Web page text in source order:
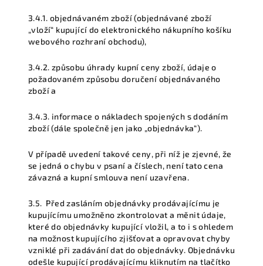
3.4.1. objednávaném zboží (objednávané zboží
„vloží“ kupující do elektronického nákupního košíku
webového rozhraní obchodu),
3.4.2. způsobu úhrady kupní ceny zboží, údaje o
požadovaném způsobu doručení objednávaného
zboží a
3.4.3. informace o nákladech spojených s dodáním
zboží (dále společně jen jako „objednávka“).
V případě uvedení takové ceny, při níž je zjevné, že
se jedná o chybu v psaní a číslech, není tato cena
závazná a kupní smlouva není uzavřena.
3.5. Před zasláním objednávky prodávajícímu je
kupujícímu umožněno zkontrolovat a měnit údaje,
které do objednávky kupující vložil, a to i s ohledem
na možnost kupujícího zjišťovat a opravovat chyby
vzniklé při zadávání dat do objednávky. Objednávku
odešle kupující prodávajícímu kliknutím na tlačítko